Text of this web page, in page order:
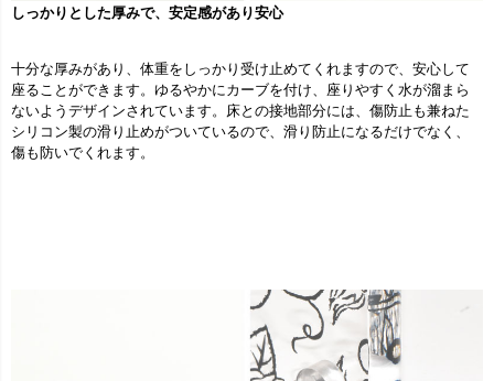
しっかりとした厚みで、安定感があり安心
十分な厚みがあり、体重をしっかり受け止めてくれますので、安心して
座ることができます。ゆるやかにカーブを付け、座りやすく水が溜まら
ないようデザインされています。床との接地部分には、傷防止も兼ねた
シリコン製の滑り止めがついているので、滑り防止になるだけでなく、
傷も防いでくれます。